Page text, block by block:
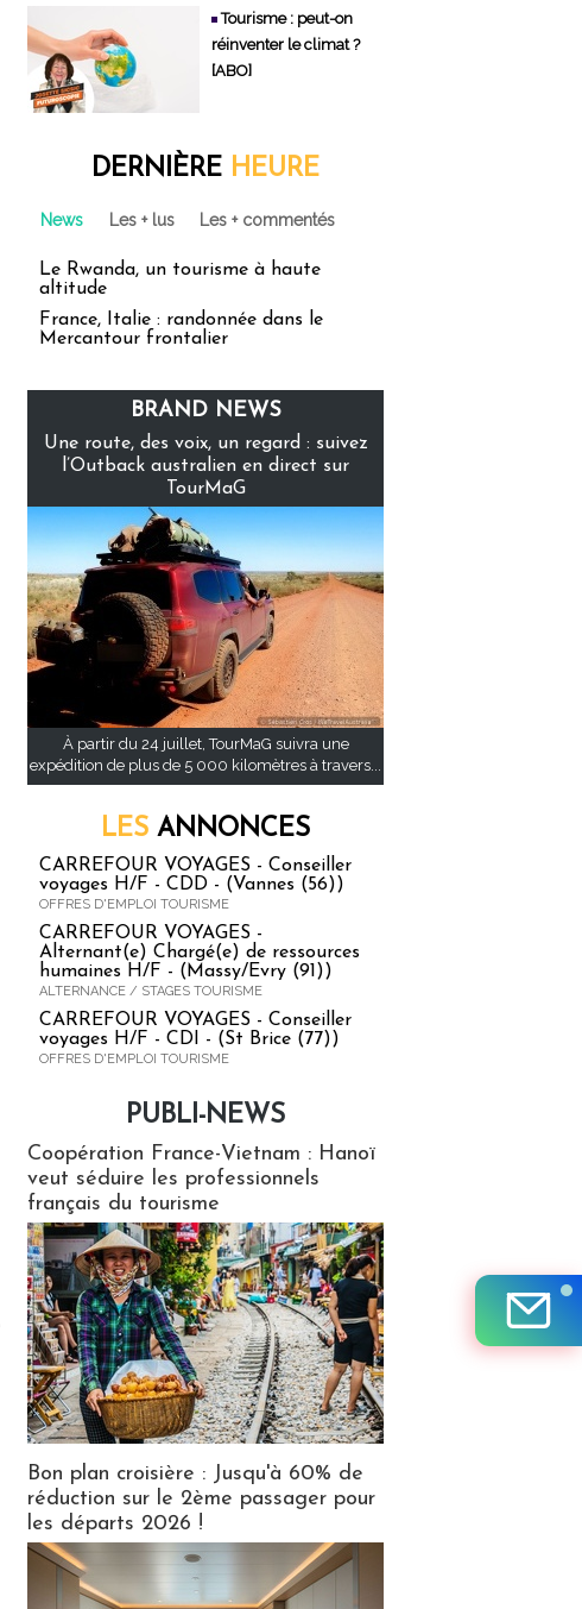
Tourisme : peut-on
réinventer le climat ?
[ABO]
DERNIÈRE HEURE
News Les + lus Les + commentés
Le Rwanda, un tourisme à haute
altitude
France, Italie : randonnée dans le
Mercantour frontalier
BRAND NEWS
Une route, des voix, un regard : suivez
l’Outback australien en direct sur
TourMaG
À partir du 24 juillet, TourMaG suivra une
expédition de plus de 5 000 kilomètres à travers...
LES ANNONCES
CARREFOUR VOYAGES - Conseiller
voyages H/F - CDD - (Vannes (56))
OFFRES D'EMPLOI TOURISME
CARREFOUR VOYAGES -
Alternant(e) Chargé(e) de ressources
humaines H/F - (Massy/Evry (91))
ALTERNANCE / STAGES TOURISME
CARREFOUR VOYAGES - Conseiller
voyages H/F - CDI - (St Brice (77))
OFFRES D'EMPLOI TOURISME
PUBLI-NEWS
Coopération France-Vietnam : Hanoï
veut séduire les professionnels
français du tourisme
Bon plan croisière : Jusqu'à 60% de
réduction sur le 2ème passager pour
les départs 2026 !